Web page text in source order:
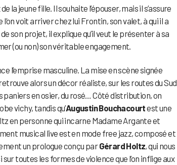
jeune fille. Il souhaite l’épouser, mais il s’assure
l’on voit arriver chez lui Frontin, son valet, à qui il a
son projet, il explique qu’il veut le présenter à sa
(ou non) son véritable engagement.
l’emprise masculine. La mise en scène signée
alors un décor réaliste, sur les routes du Sud
paniers en osier, du rosé… Côté distribution, on
vichy, tandis qu’Augustin Bouchacourtest une
en personne qui incarne Madame Argante et
musical live est en mode free jazz, composé et
un prologue conçu parGérard Holtz, qui nous
toutes les formes de violence que l’on inflige aux